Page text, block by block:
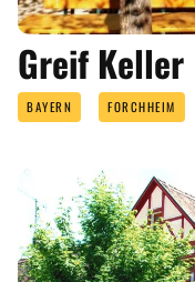
Greif Keller
BAYERN FORCHHEIM